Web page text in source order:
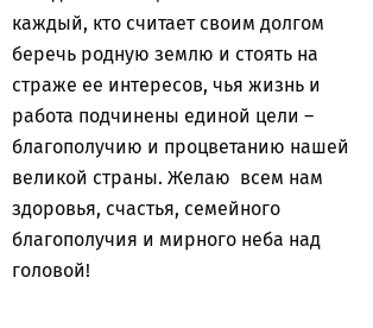
каждый, кто считает своим долгом
беречь родную землю и стоять на
страже ее интересов, чья жизнь и
работа подчинены единой цели –
благополучию и процветанию нашей
великой страны. Желаю всем нам
здоровья, счастья, семейного
благополучия и мирного неба над
головой!